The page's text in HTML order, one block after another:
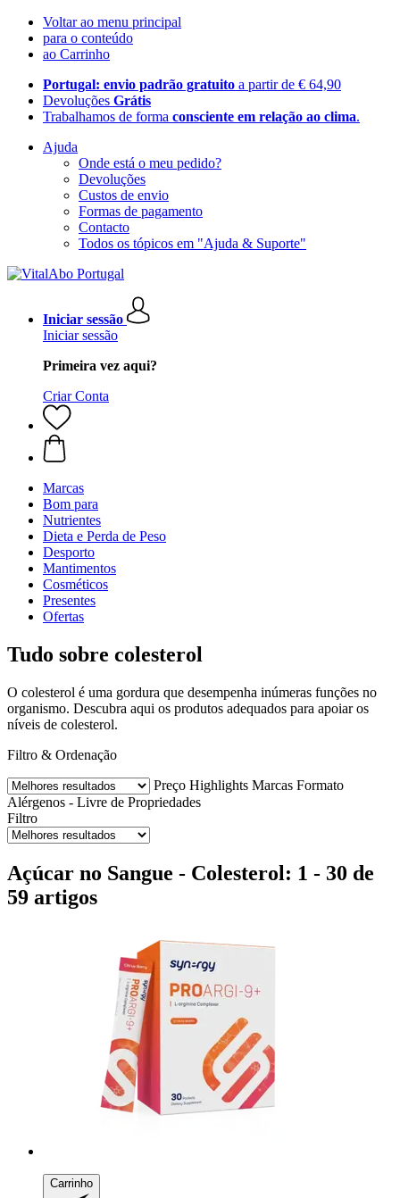
Voltar ao menu principal
para o conteúdo
ao Carrinho
Portugal: envio padrão gratuito a partir de € 64,90
Devoluções Grátis
Trabalhamos de forma consciente em relação ao clima.
Ajuda
Onde está o meu pedido?
Devoluções
Custos de envio
Formas de pagamento
Contacto
Todos os tópicos em "Ajuda & Suporte"
Iniciar sessão
Iniciar sessão
Primeira vez aqui?
Criar Conta
Marcas
Bom para
Nutrientes
Dieta e Perda de Peso
Desporto
Mantimentos
Cosméticos
Presentes
Ofertas
Tudo sobre colesterol
O colesterol é uma gordura que desempenha inúmeras funções no
organismo. Descubra aqui os produtos adequados para apoiar os
níveis de colesterol.
Filtro & Ordenação
Preço Highlights Marcas Formato
Alérgenos - Livre de Propriedades
Filtro
Açúcar no Sangue - Colesterol: 1 - 30 de
59 artigos
Carrinho